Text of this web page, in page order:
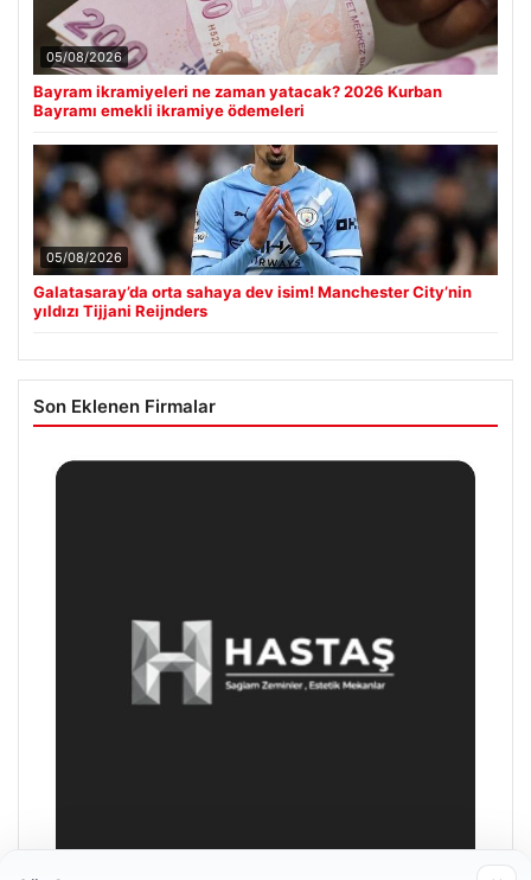
05/08/2026
Bayram ikramiyeleri ne zaman yatacak? 2026 Kurban
Bayramı emekli ikramiye ödemeleri
05/08/2026
Galatasaray’da orta sahaya dev isim! Manchester City’nin
yıldızı Tijjani Reijnders
Son Eklenen Firmalar